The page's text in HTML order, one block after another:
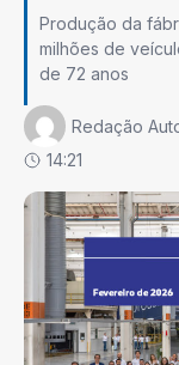
Produção da
milhões de
de 72 anos
Redação
14:21